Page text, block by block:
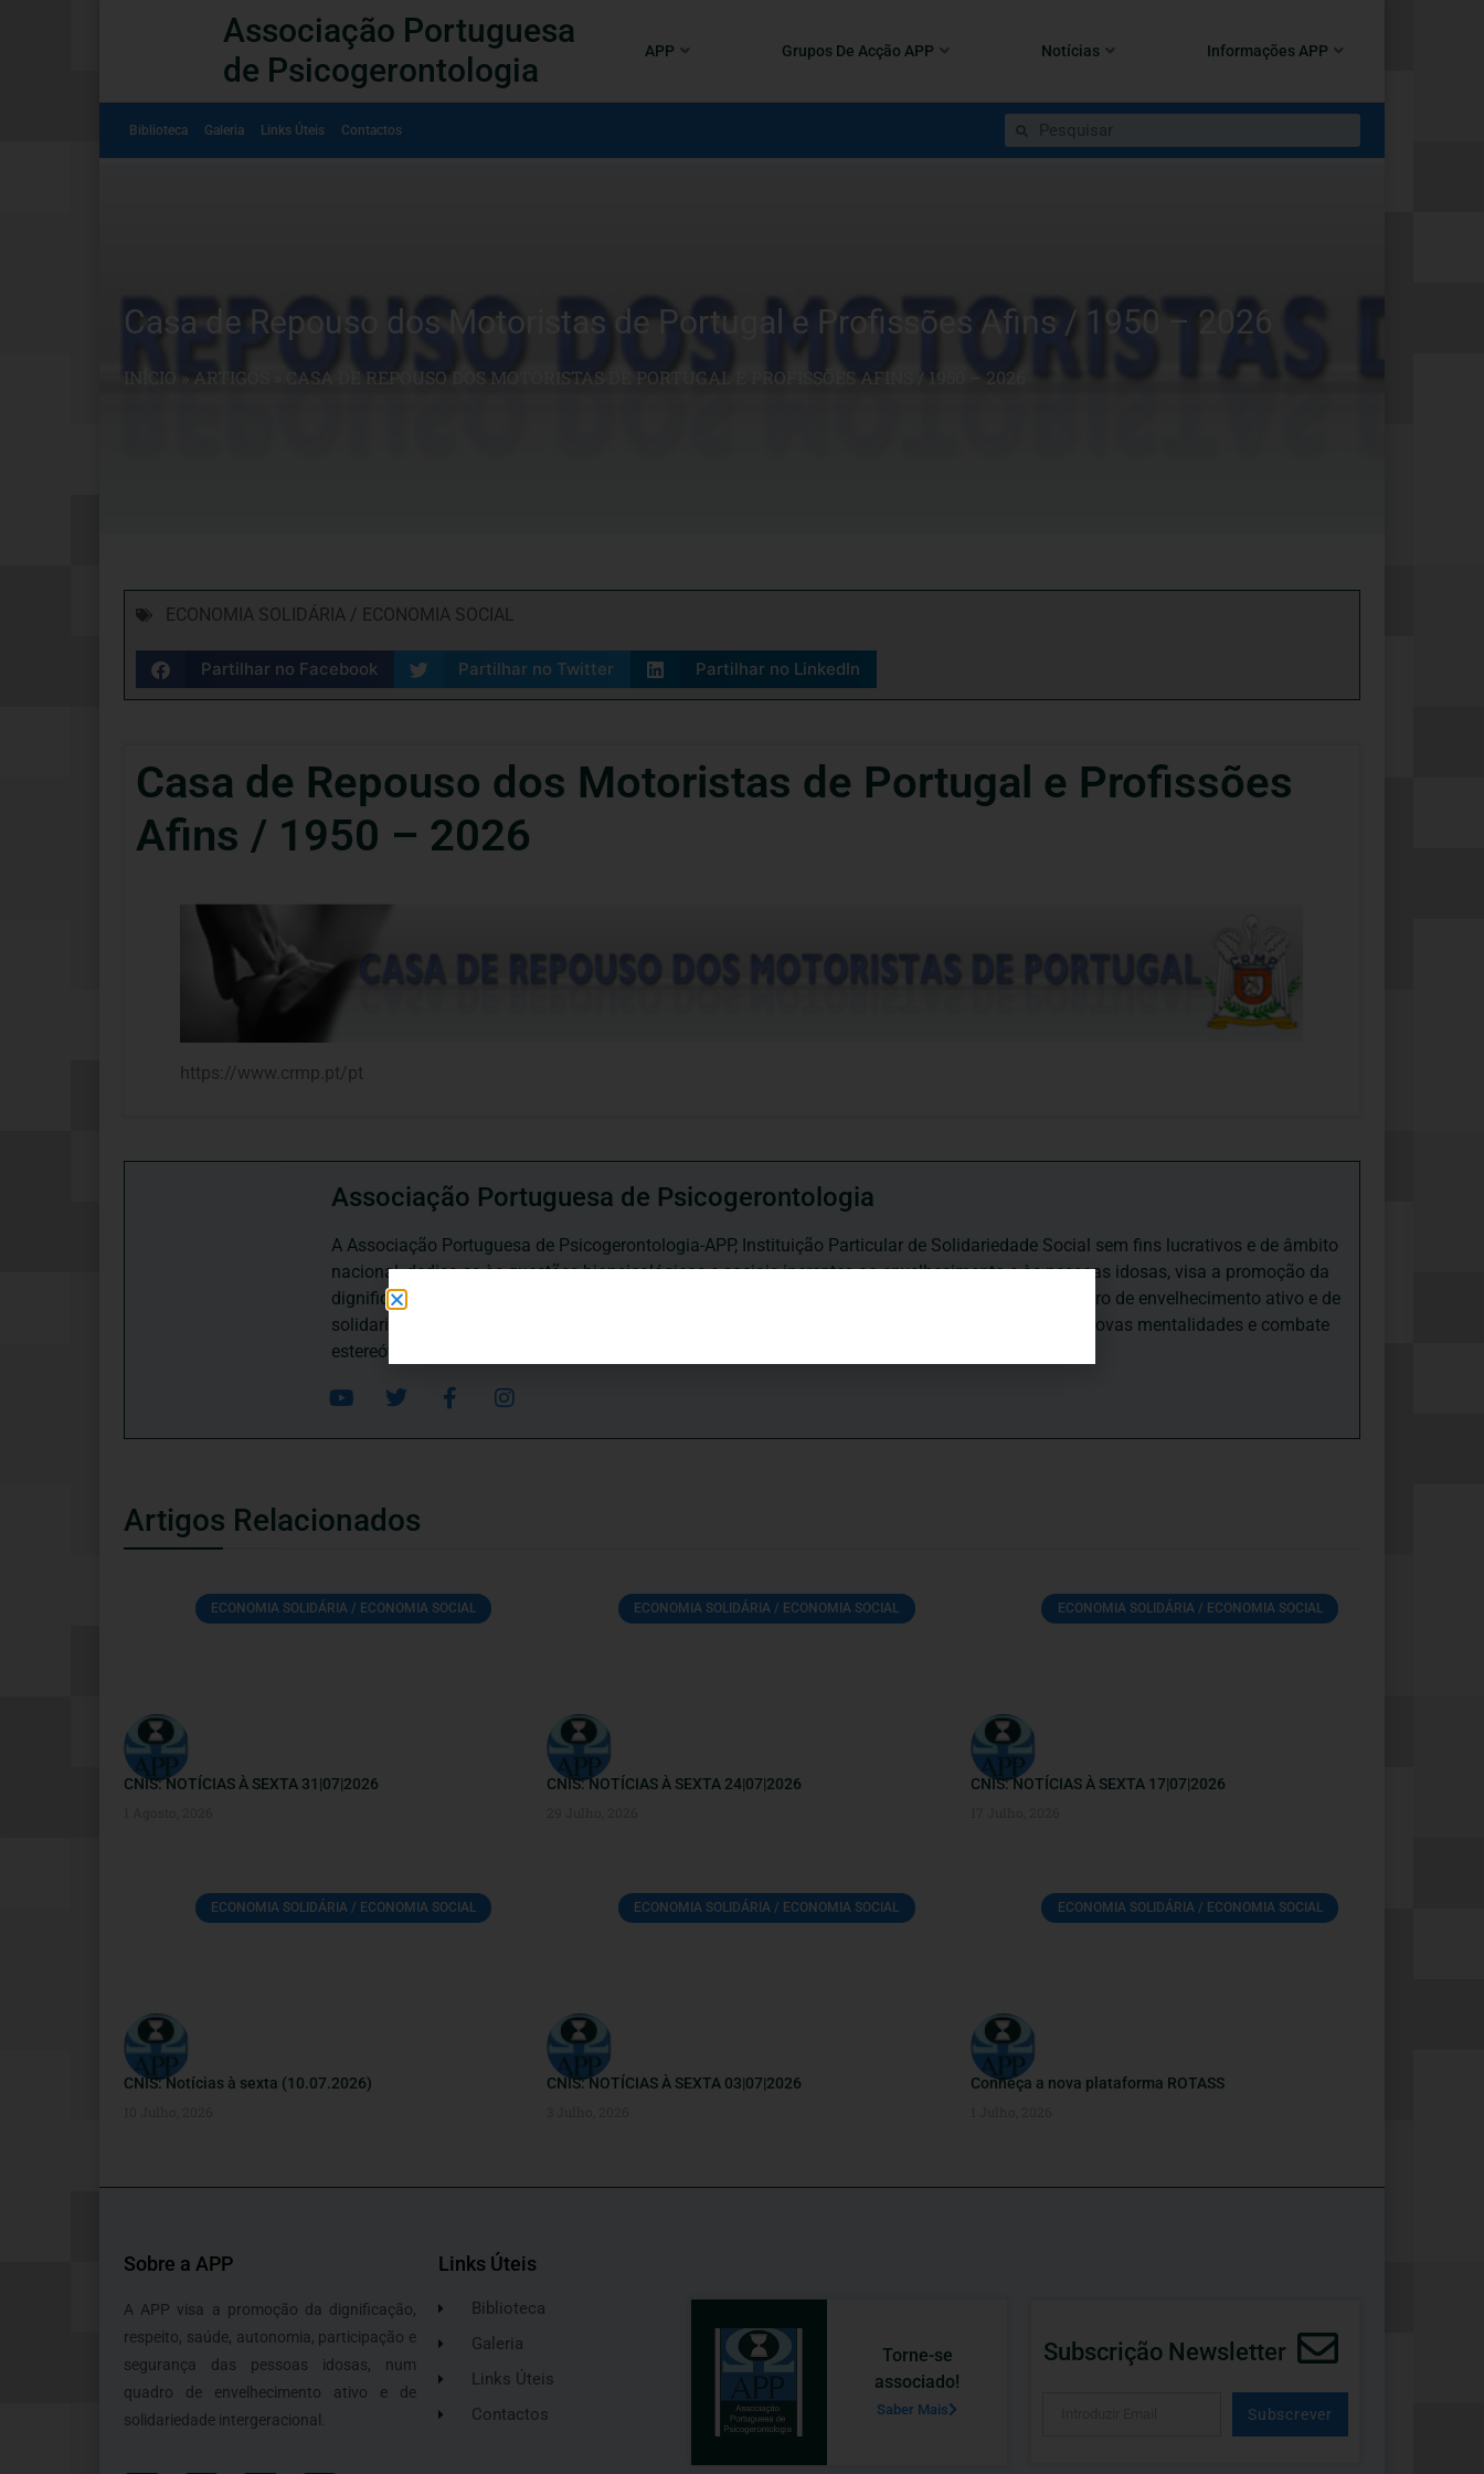
Associação Portuguesa
de Psicogerontologia
APP Grupos De Acção APP Notícias Informações APP
Biblioteca Galeria Links Úteis Contactos
Casa de Repouso dos Motoristas de Portugal e Profissões Afins / 1950 – 2026
INÍCIO » ARTIGOS CASA DE REPOUSO DOS MOTORISTAS DE PORTUGAL E PROFISSÕES AFINS / 1950 – 2026
ECONOMIA SOLIDÁRIA / ECONOMIA SOCIAL
Partilhar no Facebook Partilhar no Twitter Partilhar no LinkedIn
Casa de Repouso dos Motoristas de Portugal e Profissões
Afins / 1950 – 2026
https://www.crmp.pt/pt
Associação Portuguesa de Psicogerontologia
A Associação Portuguesa de Psicogerontologia-APP, Instituição Particular de Solidariedade Social sem fins lucrativos e de âmbito
nacional, dedica-se às questões biopsicológicas e sociais inerentes ao envelhecimento e às pessoas idosas, visa a promoção da
dignificação, respeito, saúde, autonomia, participação e segurança das pessoas idosas, num quadro de envelhecimento ativo e de
solidariedade intergeracional, e de uma sociedade mais inclusiva para todas as idades, promove novas mentalidades e combate
estereótipos negativos relativamente à idade e ao envelhecimento.
Artigos Relacionados
ECONOMIA SOLIDÁRIA / ECONOMIA SOCIAL
CNIS: NOTÍCIAS À SEXTA 31|07|2026
ECONOMIA SOLIDÁRIA / ECONOMIA SOCIAL
CNIS: NOTÍCIAS À SEXTA 24|07|2026
ECONOMIA SOLIDÁRIA / ECONOMIA SOCIAL
CNIS: NOTÍCIAS À SEXTA 17|07|2026
ECONOMIA SOLIDÁRIA / ECONOMIA SOCIAL
CNIS: Notícias à sexta (10.07.2026)
ECONOMIA SOLIDÁRIA / ECONOMIA SOCIAL
CNIS: NOTÍCIAS À SEXTA 03|07|2026
ECONOMIA SOLIDÁRIA / ECONOMIA SOCIAL
Conheça a nova plataforma ROTASS
Sobre a APP
A APP visa a promoção da dignificação,
respeito, saúde, autonomia, participação e
segurança das pessoas idosas, num
quadro de envelhecimento ativo e de
solidariedade intergeracional.
Links Úteis
Biblioteca
Galeria
Links Úteis
Contactos
Torne-se
associado!
Saber Mais
Subscrição Newsletter
Subscrever